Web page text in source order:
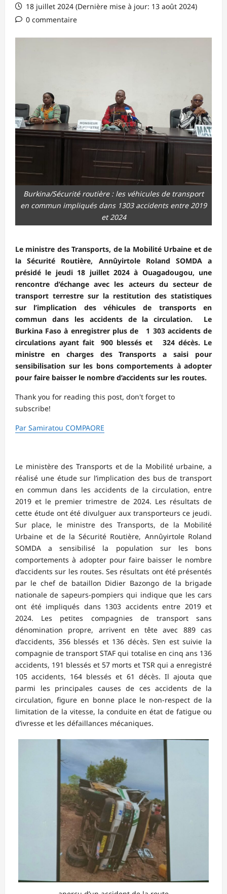
18 juillet 2024 (Dernière mise à jour: 13 août 2024)
0 commentaire
Burkina/Sécurité routière : les véhicules de transport
en commun impliqués dans 1303 accidents entre 2019
et 2024
Le ministre des Transports, de la Mobilité Urbaine et de
la Sécurité Routière, Annûyirtole Roland SOMDA a
présidé le jeudi 18 juillet 2024 à Ouagadougou, une
rencontre d’échange avec les acteurs du secteur de
transport terrestre sur la restitution des statistiques
sur l’implication des véhicules de transports en
commun dans les accidents de la circulation. Le
Burkina Faso à enregistrer plus de 1 303 accidents de
circulations ayant fait 900 blessés et 324 décès. Le
ministre en charges des Transports a saisi pour
sensibilisation sur les bons comportements à adopter
pour faire baisser le nombre d’accidents sur les routes.
Thank you for reading this post, don't forget to
subscribe!
Par Samiratou COMPAORE
Le ministère des Transports et de la Mobilité urbaine, a
réalisé une étude sur l’implication des bus de transport
en commun dans les accidents de la circulation, entre
2019 et le premier trimestre de 2024. Les résultats de
cette étude ont été divulguer aux transporteurs ce jeudi.
Sur place, le ministre des Transports, de la Mobilité
Urbaine et de la Sécurité Routière, Annûyirtole Roland
SOMDA a sensibilisé la population sur les bons
comportements à adopter pour faire baisser le nombre
d’accidents sur les routes. Ses résultats ont été présentés
par le chef de bataillon Didier Bazongo de la brigade
nationale de sapeurs-pompiers qui indique que les cars
ont été impliqués dans 1303 accidents entre 2019 et
2024. Les petites compagnies de transport sans
dénomination propre, arrivent en tête avec 889 cas
d’accidents, 356 blessés et 136 décès. S’en est suivie la
compagnie de transport STAF qui totalise en cinq ans 136
accidents, 191 blessés et 57 morts et TSR qui a enregistré
105 accidents, 164 blessés et 61 décès. Il ajouta que
parmi les principales causes de ces accidents de la
circulation, figure en bonne place le non-respect de la
limitation de la vitesse, la conduite en état de fatigue ou
d’ivresse et les défaillances mécaniques.